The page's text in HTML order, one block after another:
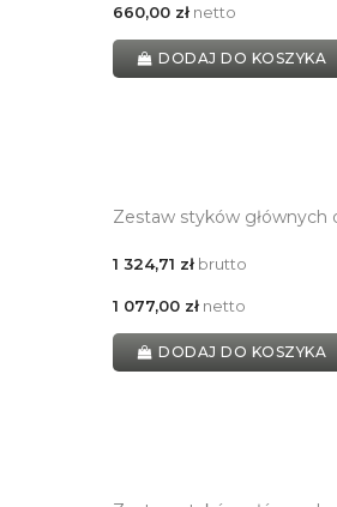
660,00 złnetto
DODAJ DO KOSZYKA
Zestaw styków
1 324,71 złbrutto
1 077,00 złnetto
DODAJ DO KOSZYKA